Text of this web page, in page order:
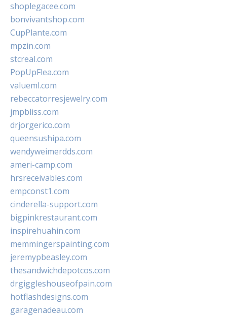
shoplegacee.com
bonvivantshop.com
CupPlante.com
mpzin.com
stcreal.com
PopUpFlea.com
valueml.com
rebeccatorresjewelry.com
jmpbliss.com
drjorgerico.com
queensushipa.com
wendyweimerdds.com
ameri-camp.com
hrsreceivables.com
empconst1.com
cinderella-support.com
bigpinkrestaurant.com
inspirehuahin.com
memmingerspainting.com
jeremypbeasley.com
thesandwichdepotcos.com
drgiggleshouseofpain.com
hotflashdesigns.com
garagenadeau.com